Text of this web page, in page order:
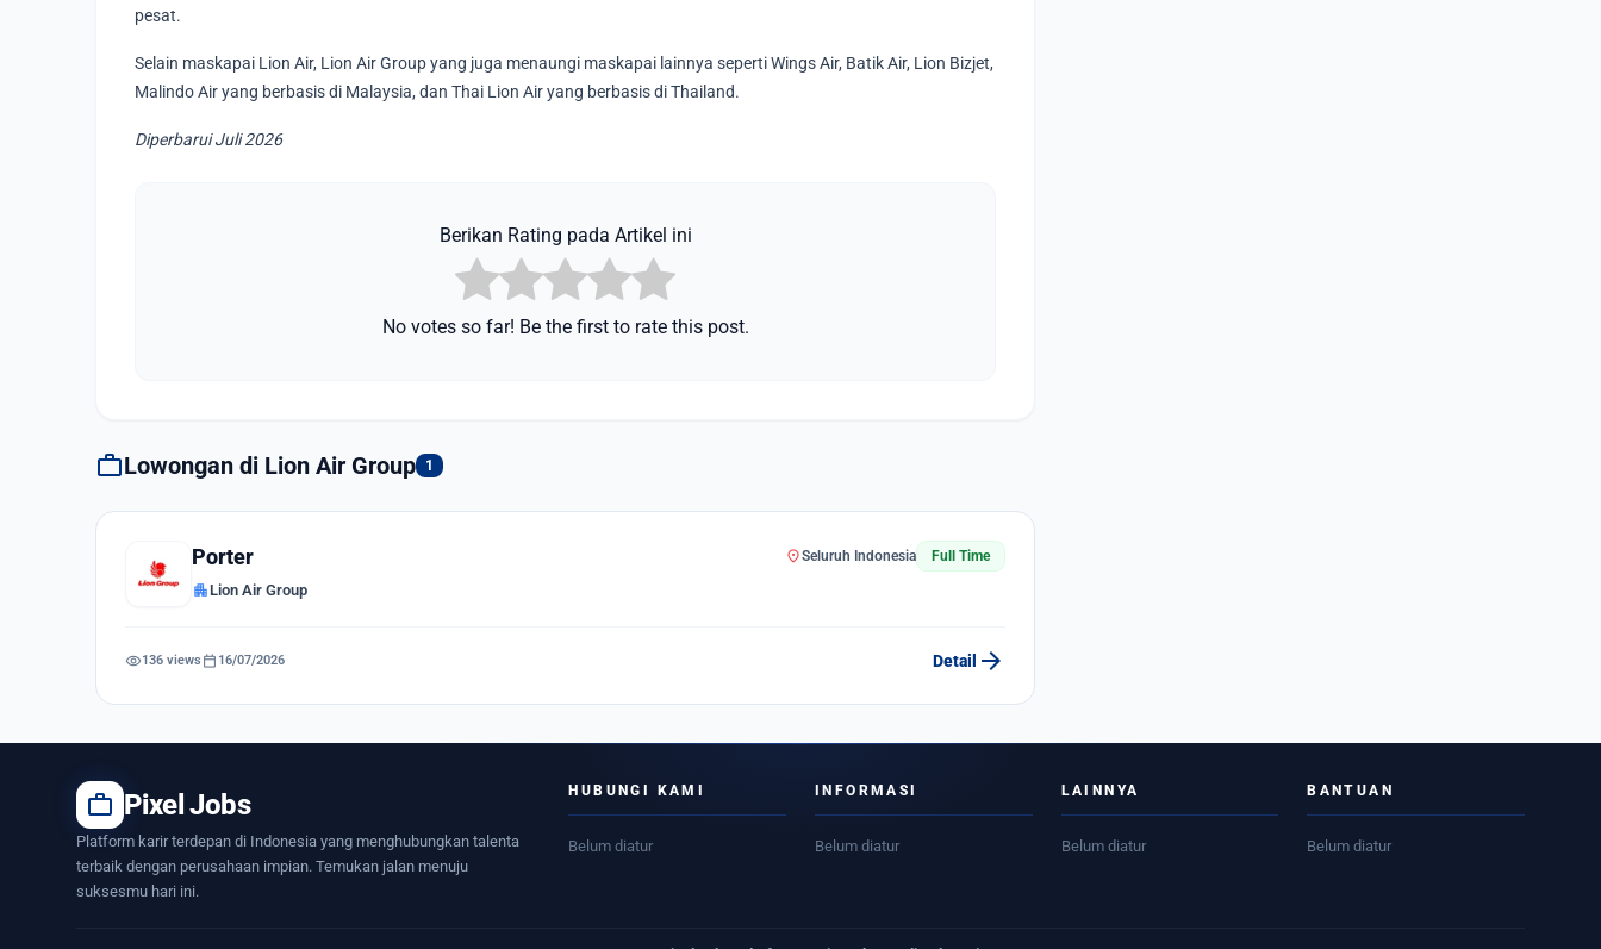
pesat.
Selain maskapai Lion Air, Lion Air Group yang juga menaungi maskapai lainnya seperti Wings Air, Batik Air, Lion Bizjet,
Malindo Air yang berbasis di Malaysia, dan Thai Lion Air yang berbasis di Thailand.
Diperbarui Juli 2026
Berikan Rating pada Artikel ini
No votes so far! Be the first to rate this post.
workLowongan di Lion Air Group 1
Porter
apartmentLion Air Group
location_onSeluruh Indonesia Full Time
visibility136 views calendar_today 16/07/2026 Detail arrow_forward
work Pixel Jobs
Platform karir terdepan di Indonesia yang menghubungkan talenta
terbaik dengan perusahaan impian. Temukan jalan menuju
suksesmu hari ini.
HUBUNGI KAMI
Belum diatur
INFORMASI
Belum diatur
LAINNYA
Belum diatur
BANTUAN
Belum diatur